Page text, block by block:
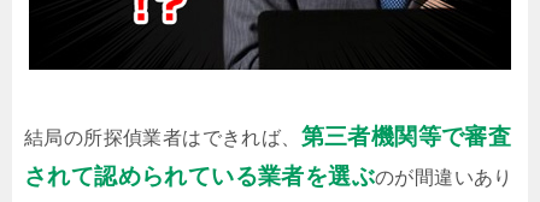
結局の所探偵業者はできれば、 第三者機関等で審査
されて認められている業者を選ぶのが間違いあり